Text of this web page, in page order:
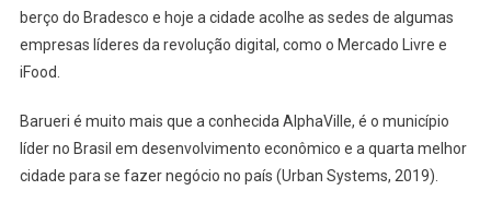
berço do Bradesco e hoje a cidade acolhe as sedes de algumas
empresas líderes da revolução digital, como o Mercado Livre e
iFood.
Barueri é muito mais que a conhecida AlphaVille, é o município
líder no Brasil em desenvolvimento econômico e a quarta melhor
cidade para se fazer negócio no país (Urban Systems, 2019).